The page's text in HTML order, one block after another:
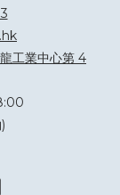
工業中心第 4